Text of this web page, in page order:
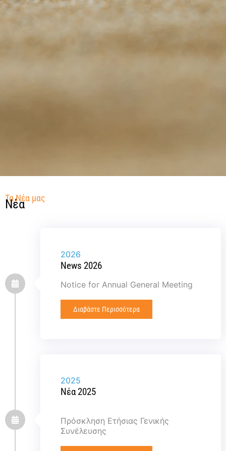
Τα Νέα μας
Νέα
2026
News 2026
Notice for Annual General Meeting
Διαβάστε Περισσότερα
2025
Νέα 2025
Πρόσκληση Ετήσιας Γενικής
Συνέλευσης